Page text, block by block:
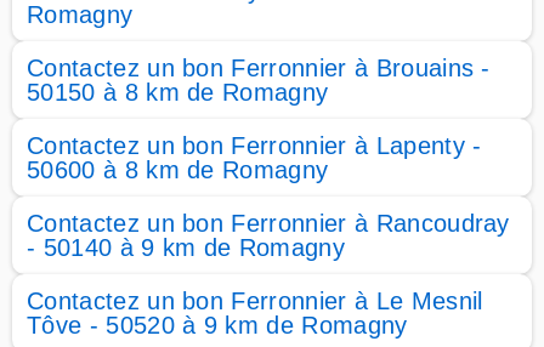
Romagny
Contactez un bon Ferronnier à Brouains -
50150 à 8 km de Romagny
Contactez un bon Ferronnier à Lapenty -
50600 à 8 km de Romagny
Contactez un bon Ferronnier à Rancoudray
- 50140 à 9 km de Romagny
Contactez un bon Ferronnier à Le Mesnil
Tôve - 50520 à 9 km de Romagny